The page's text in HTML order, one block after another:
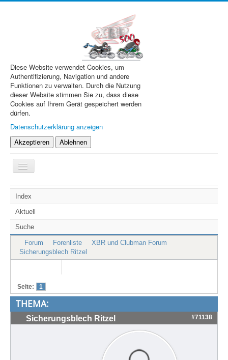
Diese Website verwendet Cookies, um
Authentifizierung, Navigation und andere
Funktionen zu verwalten. Durch die Nutzung
dieser Website stimmen Sie zu, dass diese
Cookies auf Ihrem Gerät gespeichert werden
dürfen.
Datenschutzerklärung anzeigen
Akzeptieren
Ablehnen
Navigation
an/aus
XBR.de
Technik
Forum
Treffen & Touren
Cafe-Ecke
Index
Aktuell
Suche
Forum Forenliste
XBR und Clubman Forum
Sicherungsblech Ritzel
Seite: 1
THEMA:
Sicherungsblech Ritzel #71138